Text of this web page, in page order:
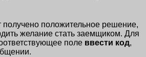
получено положительное решение,
желание стать заемщиком. Для
поле ввести код,